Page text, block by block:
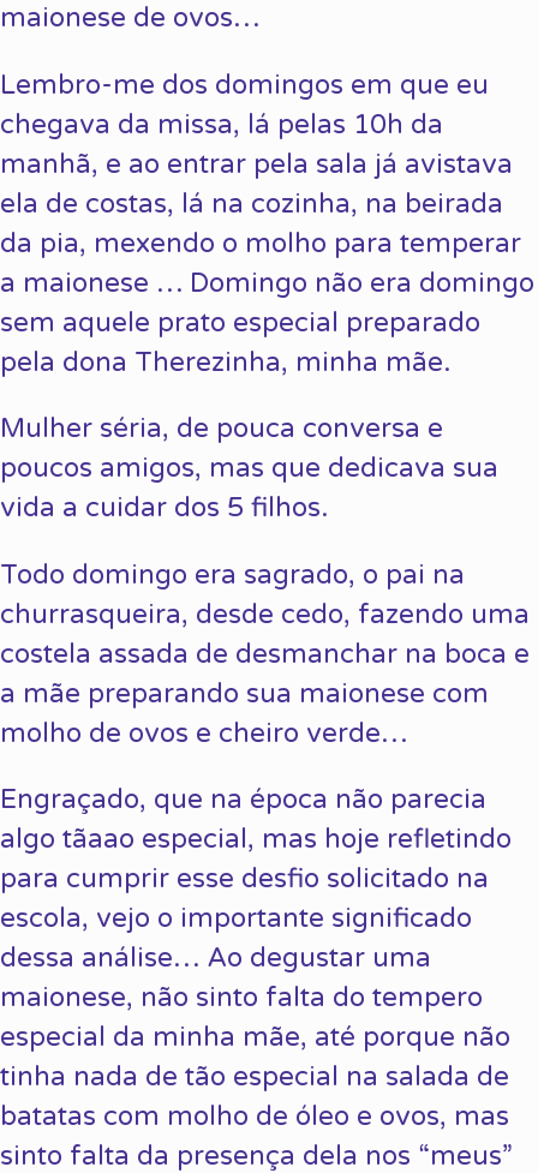
maionese de ovos…
Lembro-me dos domingos em que eu
chegava da missa, lá pelas 10h da
manhã, e ao entrar pela sala já avistava
ela de costas, lá na cozinha, na beirada
da pia, mexendo o molho para temperar
a maionese … Domingo não era domingo
sem aquele prato especial preparado
pela dona Therezinha, minha mãe.
Mulher séria, de pouca conversa e
poucos amigos, mas que dedicava sua
vida a cuidar dos 5 filhos.
Todo domingo era sagrado, o pai na
churrasqueira, desde cedo, fazendo uma
costela assada de desmanchar na boca e
a mãe preparando sua maionese com
molho de ovos e cheiro verde…
Engraçado, que na época não parecia
algo tãaao especial, mas hoje refletindo
para cumprir esse desfio solicitado na
escola, vejo o importante significado
dessa análise… Ao degustar uma
maionese, não sinto falta do tempero
especial da minha mãe, até porque não
tinha nada de tão especial na salada de
batatas com molho de óleo e ovos, mas
sinto falta da presença dela nos “meus”